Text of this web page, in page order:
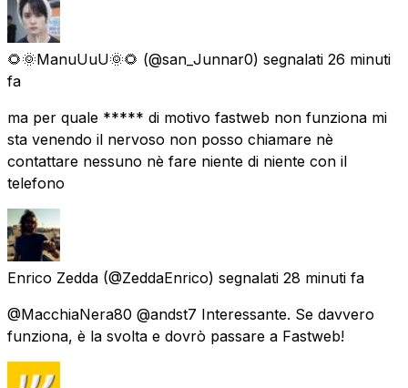
🌻🌞ManuUuU🌞🌻 (@san_Junnar0) segnalati 26 minuti
fa
ma per quale ***** di motivo fastweb non funziona mi
sta venendo il nervoso non posso chiamare nè
contattare nessuno nè fare niente di niente con il
telefono
Enrico Zedda (@ZeddaEnrico) segnalati 28 minuti fa
@MacchiaNera80 @andst7 Interessante. Se davvero
funziona, è la svolta e dovrò passare a Fastweb!